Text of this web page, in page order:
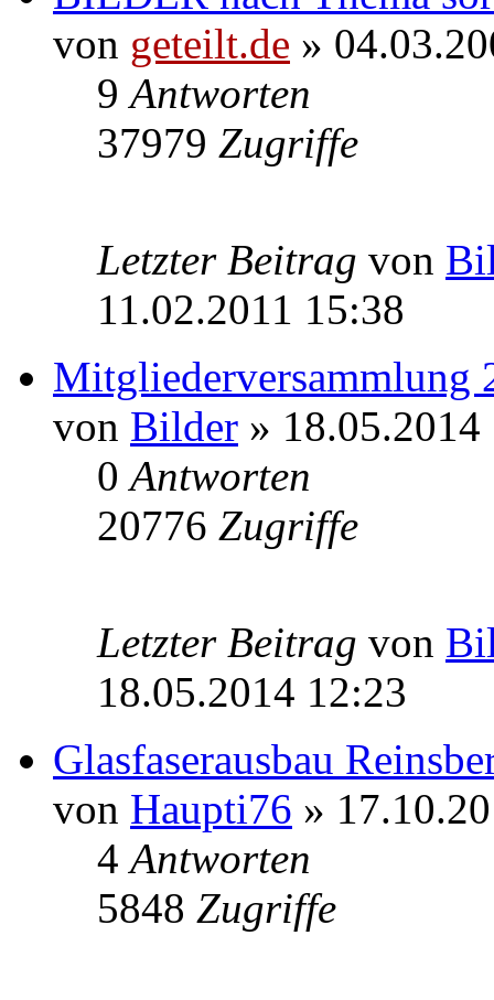
von geteilt.de »
9Antworten
37979 Zugriffe
Letzter Beitrag von
11.02.2011 15:38
Mitgliederversammlung
von Bilder » 18.05.2014
0Antworten
20776 Zugriffe
Letzter Beitrag von
18.05.2014 12:23
Glasfaserausbau
von Haupti76 »
4Antworten
5848 Zugriffe